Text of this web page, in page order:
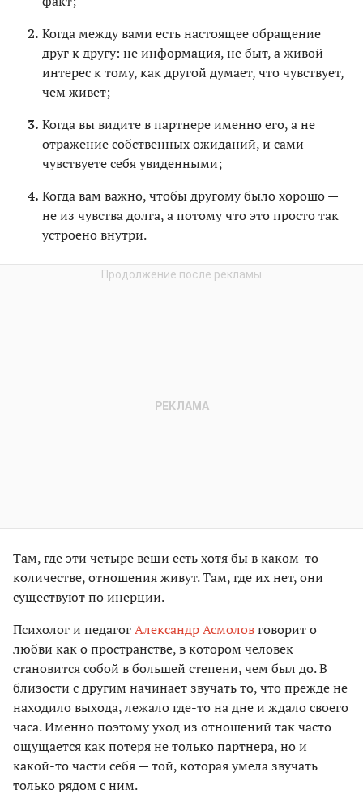
Когда между вами есть настоящее обращение
друг к другу: не информация, не быт, а живой
интерес к тому, как другой думает, что чувствует,
чем живет;
Когда вы видите в партнере именно его, а не
отражение собственных ожиданий, и сами
чувствуете себя увиденными;
Когда вам важно, чтобы другому было хорошо —
не из чувства долга, а потому что это просто так
устроено внутри.
Там, где эти четыре вещи есть хотя бы в каком-то
количестве, отношения живут. Там, где их нет, они
существуют по инерции.
Психолог и педагогАлександр Асмоловговорит о
любви как о пространстве, в котором человек
становится собой в большей степени, чем был до. В
близости с другим начинает звучать то, что прежде не
находило выхода, лежало где-то на дне и ждало своего
часа. Именно поэтому уход из отношений так часто
ощущается как потеря не только партнера, но и
какой-то части себя — той, которая умела звучать
только рядом с ним.